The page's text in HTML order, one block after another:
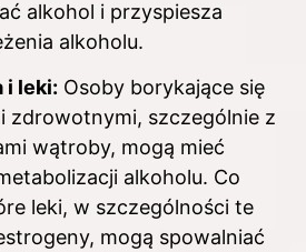
alkohol i przyspiesza
alkoholu.
i leki: Osoby borykające się
zdrowotnymi, szczególnie z
wątroby, mogą mieć
alkoholu. Co
leki, w szczególności te
mogą spowalniać